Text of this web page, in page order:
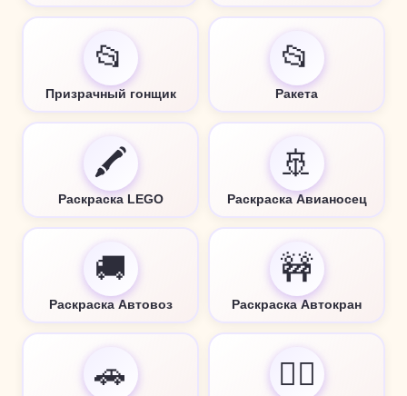
📂
Призрачный гонщик
📂
Ракета
🖍️
Раскраска LEGO
🚢
Раскраска Авианосец
🚚
Раскраска Автовоз
🚧
Раскраска Автокран
🚗 🦸‍♂️